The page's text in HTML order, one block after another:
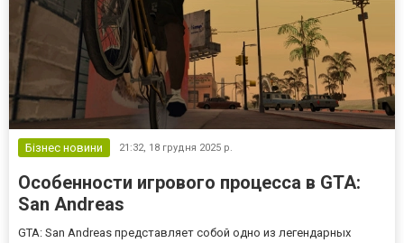
Бізнес новини 21:32, 18 грудня 2025 р.
Особенности игрового процесса в GTA:
San Andreas
GTA: San Andreas представляет собой одно из легендарных